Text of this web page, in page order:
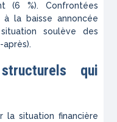
(6 %). Confrontées
la baisse annoncée
soulève des
qui
la situation financière